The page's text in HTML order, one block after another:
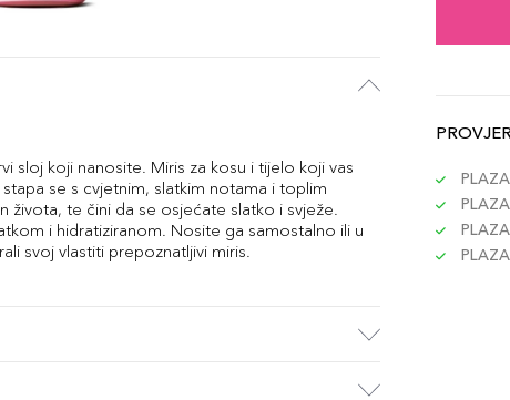
sloj koji nanosite. Miris za kosu i tijelo koji vas
se s cvjetnim, slatkim notama i toplim
života, te čini da se osjećate slatko i svježe.
i hidratiziranom. Nosite ga samostalno ili u
svoj vlastiti prepoznatljivi miris.